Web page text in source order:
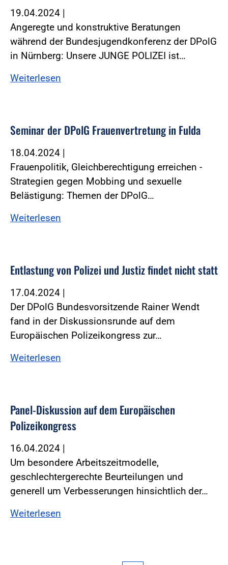
19.04.2024 |
Angeregte und konstruktive Beratungen
während der Bundesjugendkonferenz der DPolG
in Nürnberg: Unsere JUNGE POLIZEI ist…
Weiterlesen
Seminar der DPolG Frauenvertretung in Fulda
18.04.2024 |
Frauenpolitik, Gleichberechtigung erreichen -
Strategien gegen Mobbing und sexuelle
Belästigung: Themen der DPolG…
Weiterlesen
Entlastung von Polizei und Justiz findet nicht statt
17.04.2024 |
Der DPolG Bundesvorsitzende Rainer Wendt
fand in der Diskussionsrunde auf dem
Europäischen Polizeikongress zur…
Weiterlesen
Panel-Diskussion auf dem Europäischen
Polizeikongress
16.04.2024 |
Um besondere Arbeitszeitmodelle,
geschlechtergerechte Beurteilungen und
generell um Verbesserungen hinsichtlich der…
Weiterlesen